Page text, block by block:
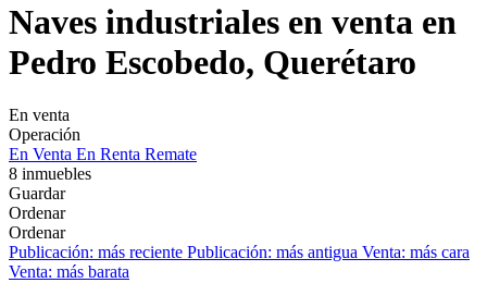
Naves industriales en venta en
Pedro Escobedo, Querétaro
En venta
Operación
En Venta En Renta Remate
8 inmuebles
Guardar
Ordenar
Ordenar
Publicación: más reciente Publicación: más antigua Venta: más cara
Venta: más barata